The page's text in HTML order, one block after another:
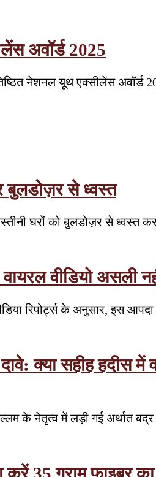
अवॉर्ड 2025
नेशनल यूथ एक्सीलेंस अवॉर्ड
बुलडोज़र से ध्वस्त
घरों को बुलडोज़र से ध्वस्त
वीडियो असली
रिपोर्ट्स के अनुसार, इस
दावे: क्या सहीह
के नेतृत्व में लड़ी गई अर्थात